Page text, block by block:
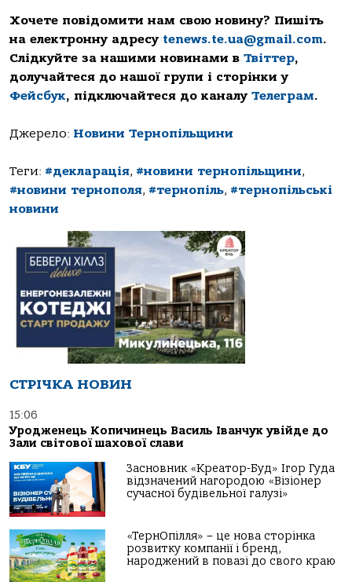
Хочете повідомити нам свою новину? Пишіть
на електронну адресу tenews.te.ua@gmail.com.
Слідкуйте за нашими новинами в Твіттер,
долучайтеся до нашої групи і сторінки у
Фейсбук, підключайтеся до каналу Телеграм.
Джерело: Новини Тернопільщини
Теги: #декларація, #новини тернопільщини,
#новини тернополя, #тернопіль, #тернопільські
новини
СТРІЧКА НОВИН
15:06
Уродженець Копичинець Василь Іванчук увійде до
Зали світової шахової слави
Засновник «Креатор-Буд» Ігор Гуда
відзначений нагородою «Візіонер
сучасної будівельної галузі»
«ТернОпілля» – це нова сторінка
розвитку компанії і бренд,
народжений в повазі до свого краю